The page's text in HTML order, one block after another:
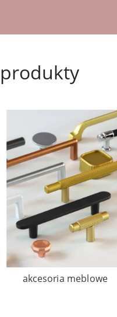
produkty
akcesoria meblowe